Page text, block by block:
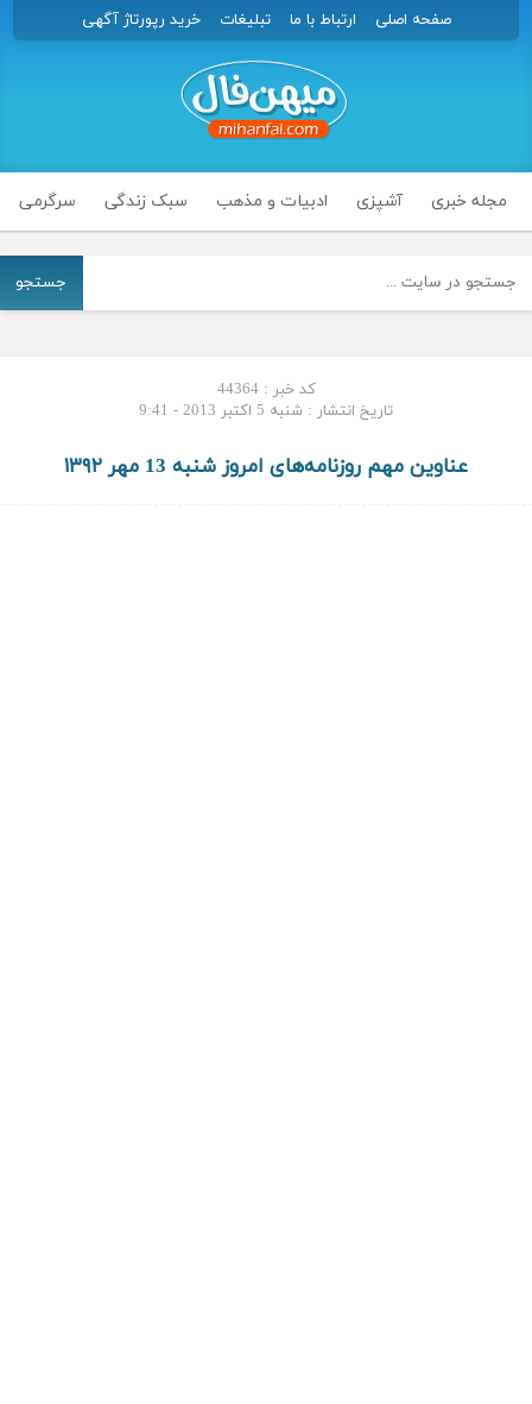
صفحه اصلی ارتباط با ما تبلیغات خرید رپورتاژ آگهی
مجله خبری آشپزی ادبیات و مذهب سبک زندگی سرگرمی
جستجو
کد خبر : 44364
تاریخ انتشار : شنبه 5 اکتبر 2013 - 9:41
عناوین مهم روزنامه‌های امروز شنبه 13 مهر ۱۳۹۲